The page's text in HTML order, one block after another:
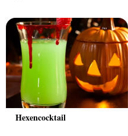
Hexencocktail